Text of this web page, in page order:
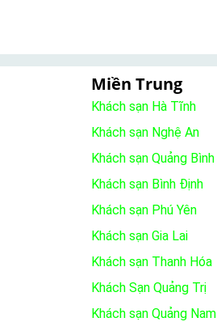
Miền Trung
Khách sạn Hà Tĩnh
Khách sạn Nghệ An
Khách sạn Quảng Bình
Khách sạn Bình Định
Khách sạn Phú Yên
Khách sạn Gia Lai
Khách sạn Thanh Hóa
Khách Sạn Quảng Trị
Khách sạn Quảng Nam